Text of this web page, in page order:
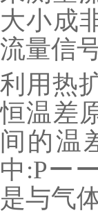
大小成
流量信
利用热
恒温差
间的温
中:Pー
是与气